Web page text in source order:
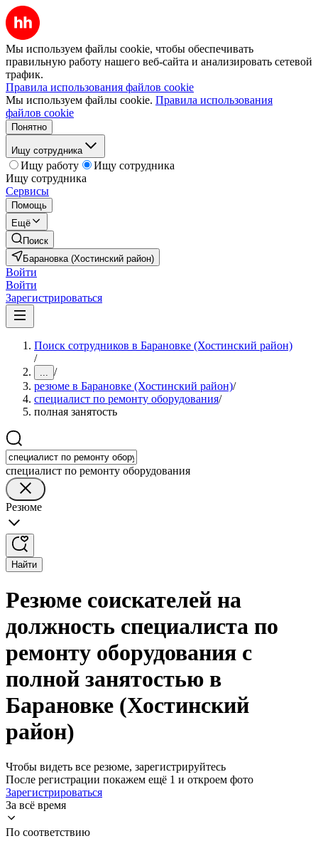
Мы используем файлы cookie, чтобы обеспечивать
правильную работу нашего веб-сайта и анализировать сетевой
трафик.
Правила использования файлов cookie
Мы используем файлы cookie. Правила использования
файлов cookie
Понятно
Ищу сотрудника
Ищу работу
Ищу сотрудника
Ищу сотрудника
Сервисы
Помощь
Ещё
Поиск
Барановка (Хостинский район)
Войти
Войти
Зарегистрироваться
Поиск сотрудников в Барановке (Хостинский район)
/
... /
резюме в Барановке (Хостинский район)/
специалист по ремонту оборудования/
полная занятость
специалист по ремонту оборудования
Резюме
Найти
Резюме соискателей на
должность специалиста по
ремонту оборудования с
полной занятостью в
Барановке (Хостинский
район)
Чтобы видеть все резюме, зарегистрируйтесь
После регистрации покажем ещё 1 и откроем фото
Зарегистрироваться
За всё время
По соответствию